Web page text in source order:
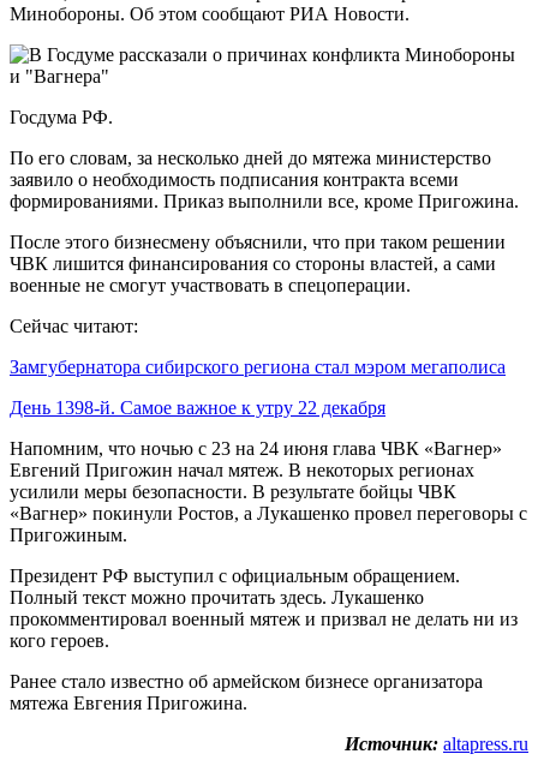
Минобороны. Об этом сообщают РИА Новости.
Госдума РФ.
По его словам, за несколько дней до мятежа министерство
заявило о необходимость подписания контракта всеми
формированиями. Приказ выполнили все, кроме Пригожина.
После этого бизнесмену объяснили, что при таком решении
ЧВК лишится финансирования со стороны властей, а сами
военные не смогут участвовать в спецоперации.
Сейчас читают:
Замгубернатора сибирского региона стал мэром мегаполиса
День 1398-й. Самое важное к утру 22 декабря
Напомним, что ночью с 23 на 24 июня глава ЧВК «Вагнер»
Евгений Пригожин начал мятеж. В некоторых регионах
усилили меры безопасности. В результате бойцы ЧВК
«Вагнер» покинули Ростов, а Лукашенко провел переговоры с
Пригожиным.
Президент РФ выступил с официальным обращением.
Полный текст можно прочитать здесь. Лукашенко
прокомментировал военный мятеж и призвал не делать ни из
кого героев.
Ранее стало известно об армейском бизнесе организатора
мятежа Евгения Пригожина.
Источник: altapress.ru